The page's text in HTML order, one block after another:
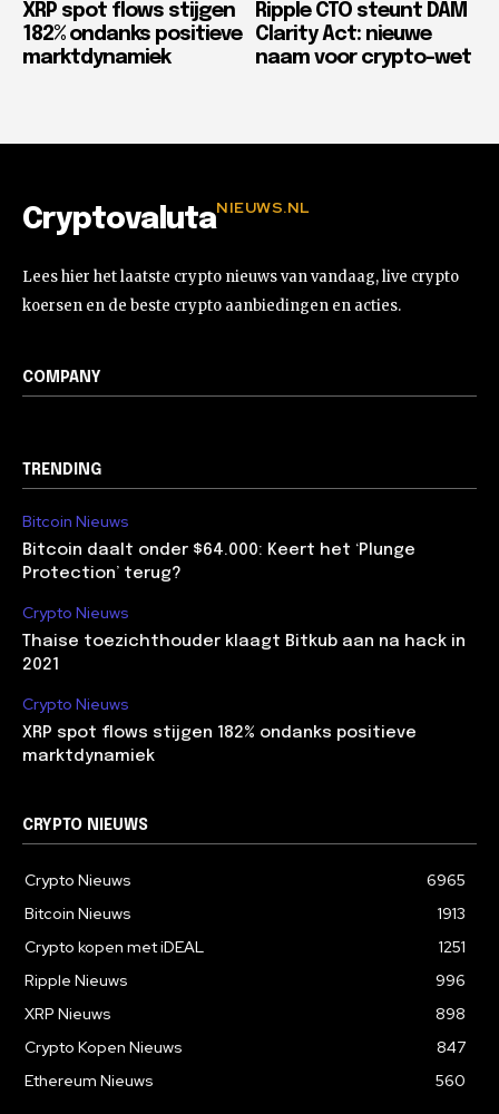
XRP spot flows stijgen
182% ondanks positieve
marktdynamiek
Ripple CTO steunt DAM
Clarity Act: nieuwe
naam voor crypto-wet
CryptovalutaNIEUWS.NL
Lees hier het laatste crypto nieuws van vandaag, live crypto
koersen en de beste crypto aanbiedingen en acties.
COMPANY
TRENDING
Bitcoin Nieuws
Bitcoin daalt onder $64.000: Keert het ‘Plunge
Protection’ terug?
Crypto Nieuws
Thaise toezichthouder klaagt Bitkub aan na hack in
2021
Crypto Nieuws
XRP spot flows stijgen 182% ondanks positieve
marktdynamiek
CRYPTO NIEUWS
Crypto Nieuws
6965
Bitcoin Nieuws
1913
Crypto kopen met iDEAL
1251
Ripple Nieuws
996
XRP Nieuws
898
Crypto Kopen Nieuws
847
Ethereum Nieuws
560